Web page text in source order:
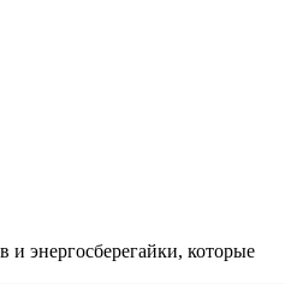
и энергосберегайки, которые